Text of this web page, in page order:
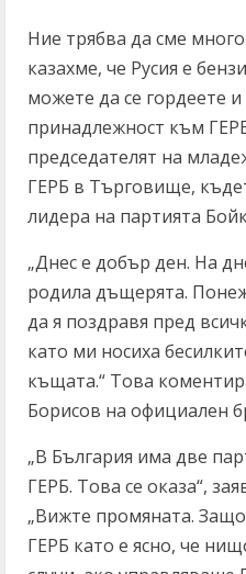
Ние трябва да сме
казахме, че Русия е
можете да се гордеете
принадлежност към
председателят на
ГЕРБ в Търговище,
лидера на партията
„Днес е добър ден. На
родила дъщерята.
да я поздравя пред
като ми носиха
къщата.“ Това
Борисов на официален
„В България има две
ГЕРБ. Това се оказа“,
„Вижте промяната.
ГЕРБ като е ясно, че